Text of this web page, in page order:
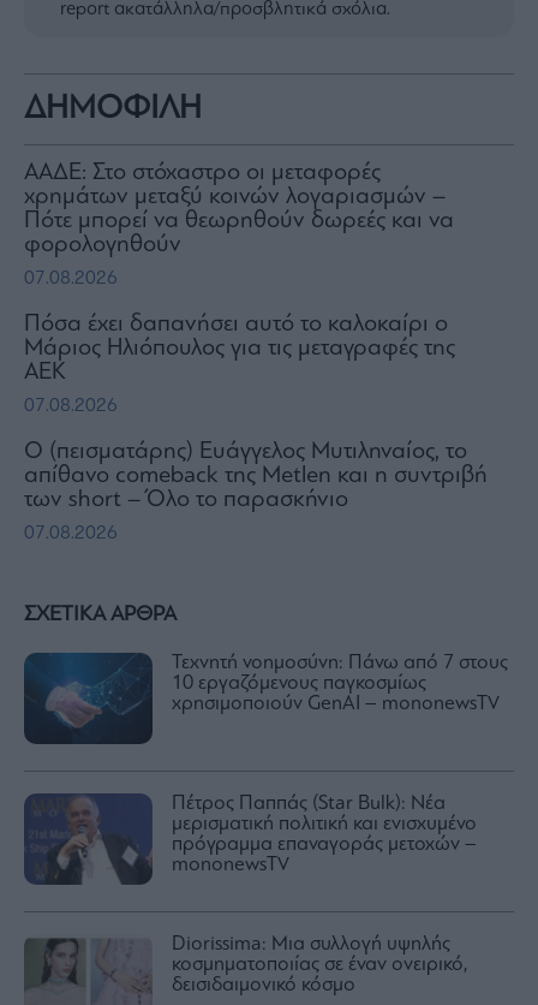
ΣΧΕΤΙΚΑ ΑΡΘΡΑ
Τεχνητή νοημοσύνη: Πάνω από 7 στους
10 εργαζόμενους παγκοσμίως
χρησιμοποιούν GenAI – mononewsTV
Πέτρος Παππάς (Star Bulk): Νέα
μερισματική πολιτική και ενισχυμένο
πρόγραμμα επαναγοράς μετοχών –
mononewsTV
Diorissima: Μια συλλογή υψηλής
κοσμηματοποιίας σε έναν ονειρικό,
δεισιδαιμονικό κόσμο
report ακατάλληλα/προσβλητικά σχόλια.
ΔΗΜΟΦΙΛΗ
ΑΑΔΕ: Στο στόχαστρο οι μεταφορές
χρημάτων μεταξύ κοινών λογαριασμών –
Πότε μπορεί να θεωρηθούν δωρεές και να
φορολογηθούν
07.08.2026
Πόσα έχει δαπανήσει αυτό το καλοκαίρι ο
Μάριος Ηλιόπουλος για τις μεταγραφές της
ΑΕΚ
07.08.2026
Ο (πεισματάρης) Ευάγγελος Μυτιληναίος, το
απίθανο comeback της Μetlen και η συντριβή
των short – Όλο το παρασκήνιο
07.08.2026